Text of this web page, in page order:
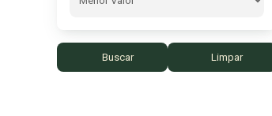
Buscar Limpar